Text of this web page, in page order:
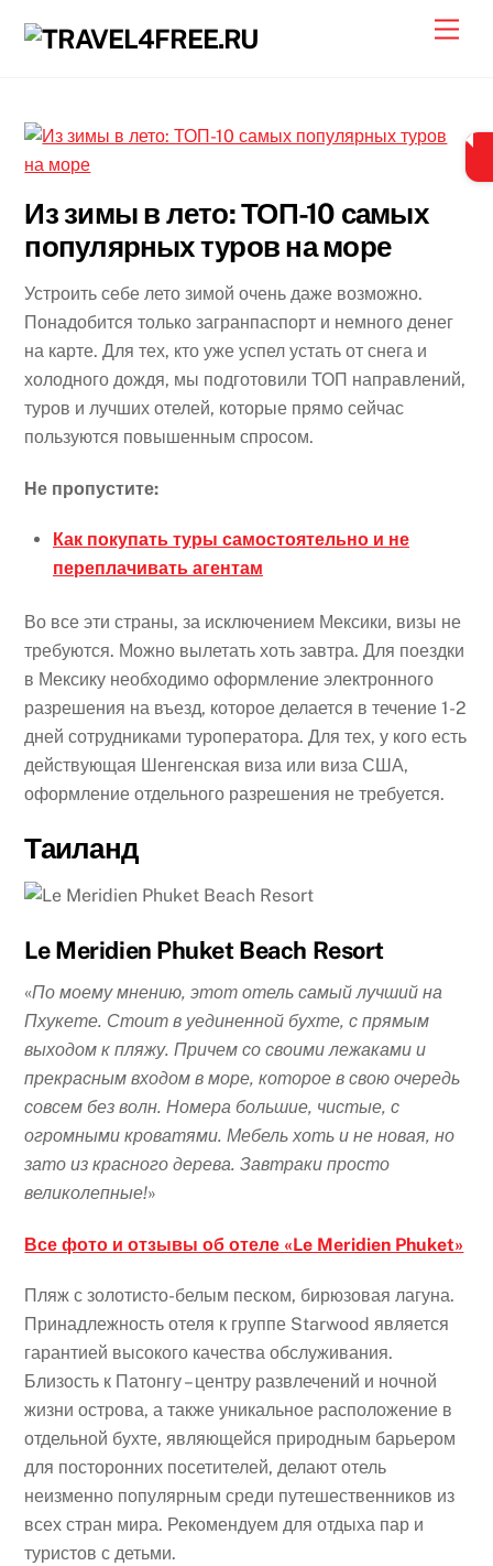
Из зимы в лето: ТОП-10 самых
популярных туров на море
Устроить себе лето зимой очень даже возможно.
Понадобится только загранпаспорт и немного денег
на карте. Для тех, кто уже успел устать от снега и
холодного дождя, мы подготовили ТОП направлений,
туров и лучших отелей, которые прямо сейчас
пользуются повышенным спросом.
Не пропустите:
Как покупать туры самостоятельно и не
переплачивать агентам
Во все эти страны, за исключением Мексики, визы не
требуются. Можно вылетать хоть завтра. Для поездки
в Мексику необходимо оформление электронного
разрешения на въезд, которое делается в течение 1-2
дней сотрудниками туроператора. Для тех, у кого есть
действующая Шенгенская виза или виза США,
оформление отдельного разрешения не требуется.
Таиланд
Le Meridien Phuket Beach Resort
«По моему мнению, этот отель самый лучший на
Пхукете. Стоит в уединенной бухте, с прямым
выходом к пляжу. Причем со своими лежаками и
прекрасным входом в море, которое в свою очередь
совсем без волн. Номера большие, чистые, с
огромными кроватями. Мебель хоть и не новая, но
зато из красного дерева. Завтраки просто
великолепные!»
Все фото и отзывы об отеле «Le Meridien Phuket»
Пляж с золотисто-белым песком, бирюзовая лагуна.
Принадлежность отеля к группе Starwood является
гарантией высокого качества обслуживания.
Близость к Патонгу – центру развлечений и ночной
жизни острова, а также уникальное расположение в
отдельной бухте, являющейся природным барьером
для посторонних посетителей, делают отель
неизменно популярным среди путешественников из
всех стран мира. Рекомендуем для отдыха пар и
туристов с детьми.